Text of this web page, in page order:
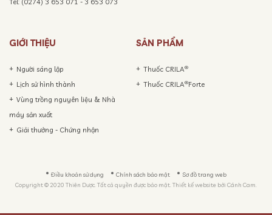
Tel: (0274) 3 653 071 - 3 653 073
GIỚI THIỆU
Người sáng lập
Lịch sử hình thành
Vùng trồng nguyên liệu & Nhà
máy sản xuất
Giải thưởng - Chứng nhận
SẢN PHẨM
Thuốc CRILA®
Thuốc CRILA®Forte
Điều khoản sử dụng Chính sách bảo mật
Sơ đồ trang web
Copyright © 2020 Thiên Dược. Tất cả quyền được bảo mật. Thiết kế website bởi Cánh Cam.